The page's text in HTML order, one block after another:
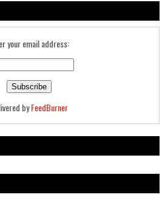
your email address:
byFeedBurner